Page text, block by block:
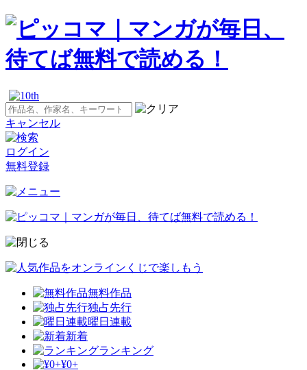
キャンセル
ログイン
無料登録
無料作品
独占先行
曜日連載
新着
ランキング
¥0+